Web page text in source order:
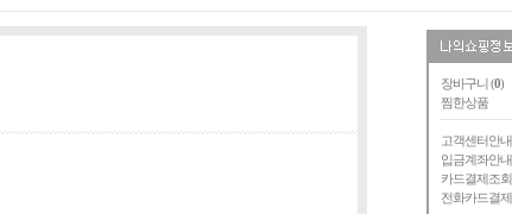
장바구니 (0)
찜한상품
고객센터안내
입금계좌안내
카드결제조회
전화카드결제